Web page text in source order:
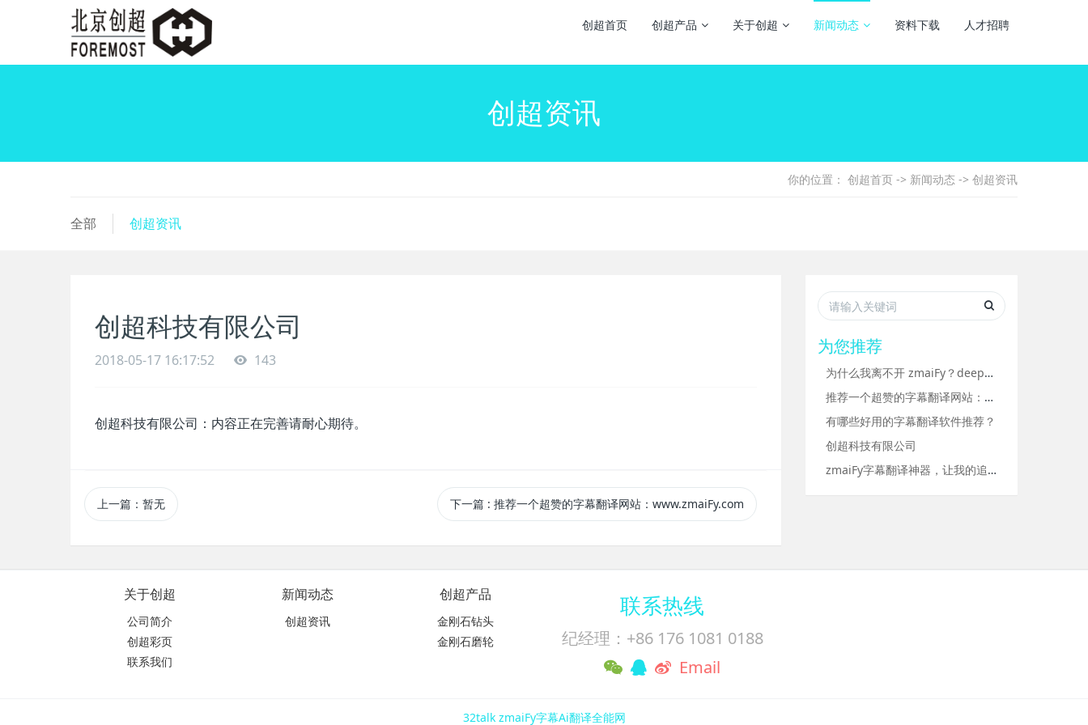
创超首页 创超产品 关于创超 新闻动态 资料下载 人才招聘
创超资讯
你的位置： 创超首页 -> 新闻动态 -> 创超资讯
全部 创超资讯
创超科技有限公司
2018-05-17 16:17:52 143
创超科技有限公司：内容正在完善请耐心期待。
上一篇：暂无 下一篇 : 推荐一个超赞的字幕翻译网站：www.zmaiFy.com
为您推荐
为什么我离不开 zmaiFy？deepseek r1用于翻译
推荐一个超赞的字幕翻译网站：www.zmaiFy.com
有哪些好用的字幕翻译软件推荐？
创超科技有限公司
zmaiFy字幕翻译神器，让我的追剧体验提升了好几个维度
关于创超
公司简介
创超彩页
联系我们
新闻动态
创超资讯
创超产品
金刚石钻头
金刚石磨轮
联系热线
纪经理：+86 176 1081 0188
Email
32talk zmaiFy字幕Ai翻译全能网